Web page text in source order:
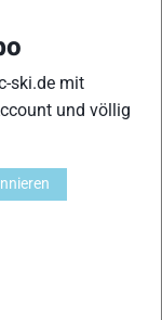
ski.de mit
und völlig